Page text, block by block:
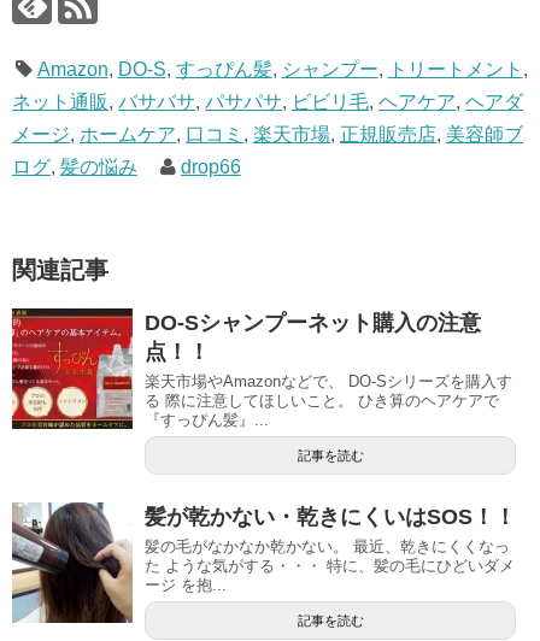
Amazon, DO-S, すっぴん髪, シャンプー, トリートメント ,
ネット通販, バサバサ, パサパサ, ビビリ毛, ヘアケア, ヘアダ
メージ, ホームケア, 口コミ , 楽天市場, 正規販売店, 美容師ブ
ログ, 髪の悩み drop66
関連記事
DO-Sシャンプーネット購入の注意
点！！
楽天市場やAmazonなどで、 DO-Sシリーズを購入す
る 際に注意してほしいこと。 ひき算のヘアケアで
『すっぴん髪』...
記事を読む
髪が乾かない・乾きにくいはSOS！！
髪の毛がなかなか乾かない。 最近、乾きにくくなっ
た ような気がする・・・ 特に、髪の毛にひどいダメ
ージ を抱...
記事を読む